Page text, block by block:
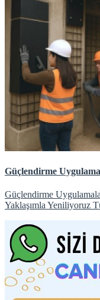
Güçlendirme
Güçlendirme
Yaklaşımla Yeniliyoruz